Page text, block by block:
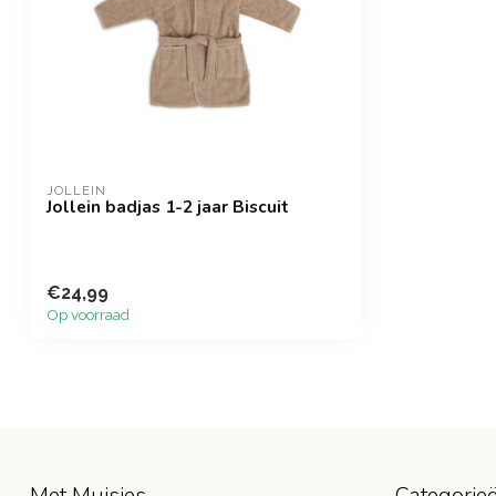
JOLLEIN
Jollein badjas 1-2 jaar Biscuit
€24,99
Op voorraad